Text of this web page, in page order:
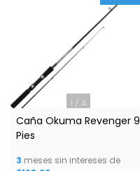
1 / 4
Caña Okuma Revenger 9
Pies
3 meses sin intereses de